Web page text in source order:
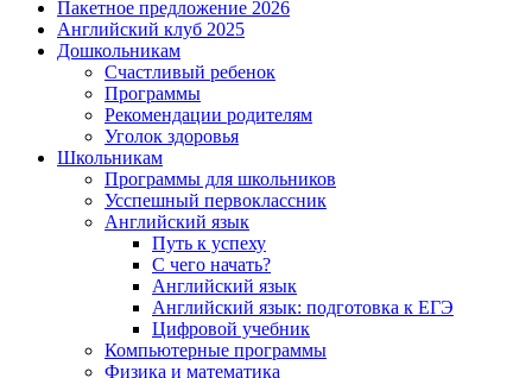
Пакетное предложение 2026
Английский клуб 2025
Дошкольникам
Счастливый ребенок
Программы
Рекомендации родителям
Уголок здоровья
Школьникам
Программы для школьников
Усспешный первоклассник
Английский язык
Путь к успеху
С чего начать?
Английский язык
Английский язык: подготовка к ЕГЭ
Цифровой учебник
Компьютерные программы
Физика и математика